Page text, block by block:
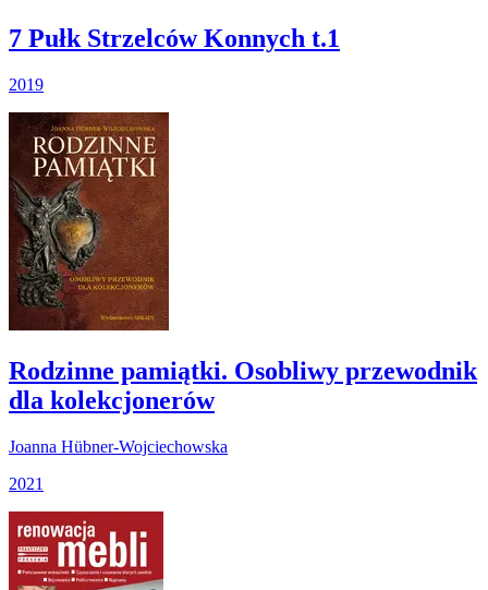
7 Pułk Strzelców Konnych t.1
2019
Rodzinne pamiątki. Osobliwy przewodnik
dla kolekcjonerów
Joanna Hübner-Wojciechowska
2021